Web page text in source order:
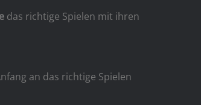
das richtige Spielen mit ihren
an das richtige Spielen